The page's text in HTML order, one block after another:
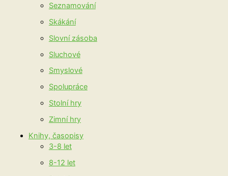
Seznamování
Skákání
Slovní zásoba
Sluchové
Smyslové
Spolupráce
Stolní hry
Zimní hry
Knihy, časopisy
3-8 let
8-12 let